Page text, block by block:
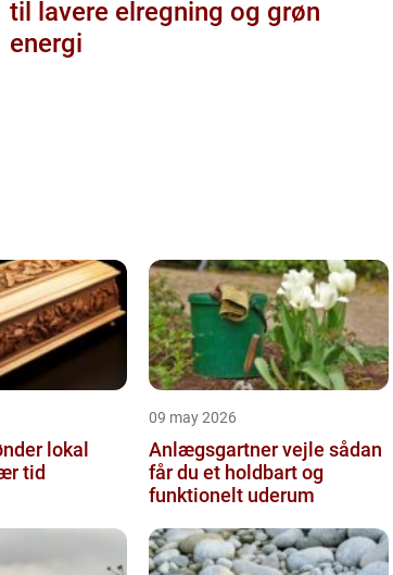
til lavere elregning og grøn
energi
lokal
tid
09 may 2026
Anlægsgartner vejle sådan
får du et holdbart og
funktionelt uderum